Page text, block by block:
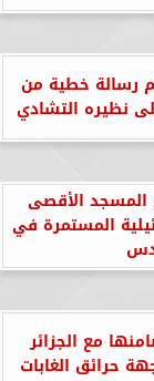
رسالة خطية من
نظيره التشادي
المسجد الأقصى
المستمرة في
مع الجزائر
حرائق الغابات